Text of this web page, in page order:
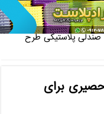
صندلی پلاستیکی طرح
برای